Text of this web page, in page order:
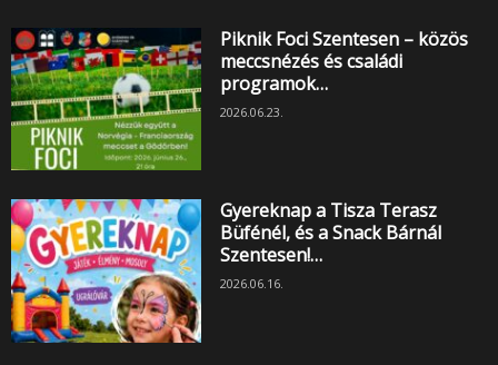
Piknik Foci Szentesen – közös
meccsnézés és családi
programok…
2026.06.23.
Gyereknap a Tisza Terasz
Büfénél, és a Snack Bárnál
Szentesen!…
2026.06.16.